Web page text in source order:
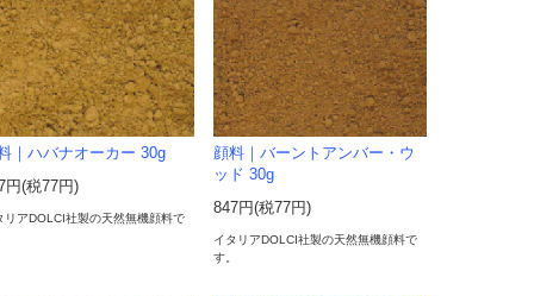
｜ハバナオーカー 30g
円(税77円)
リアDOLCI社製の天然無機顔料で
顔料｜バーントアンバー・ウ
ッド 30g
847円(税77円)
イタリアDOLCI社製の天然無機顔料で
す。